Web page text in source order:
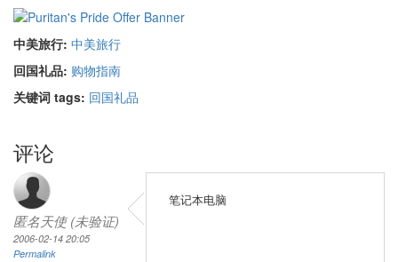
中美旅行: 中美旅行
回国礼品: 购物指南
关键词 tags: 回国礼品
评论
匿名天使 (未验证)
2006-02-14 20:05
Permalink
笔记本电脑